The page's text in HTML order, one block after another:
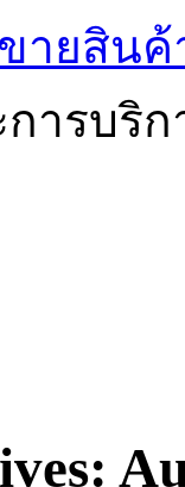
ายสินค้
ารบริ